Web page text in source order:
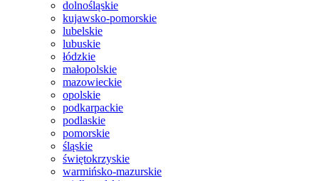
dolnośląskie
kujawsko-pomorskie
lubelskie
lubuskie
łódzkie
małopolskie
mazowieckie
opolskie
podkarpackie
podlaskie
pomorskie
śląskie
świętokrzyskie
warmińsko-mazurskie